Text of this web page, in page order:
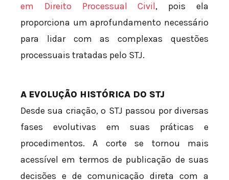
em Direito Processual Civil, pois ela
proporciona um aprofundamento necessário
para lidar com as complexas questões
processuais tratadas pelo STJ.
A EVOLUÇÃO HISTÓRICA DO STJ
Desde sua criação, o STJ passou por diversas
fases evolutivas em suas práticas e
procedimentos. A corte se tornou mais
acessível em termos de publicação de suas
decisões e de comunicação direta com a